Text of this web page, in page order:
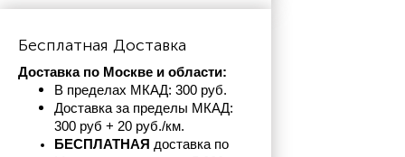
Бесплатная Доставка
Доставка по Москве и области:
В пределах МКАД: 300 руб.
Доставка за пределы МКАД:
300 руб + 20 руб./км.
БЕСПЛАТНАЯ доставка по